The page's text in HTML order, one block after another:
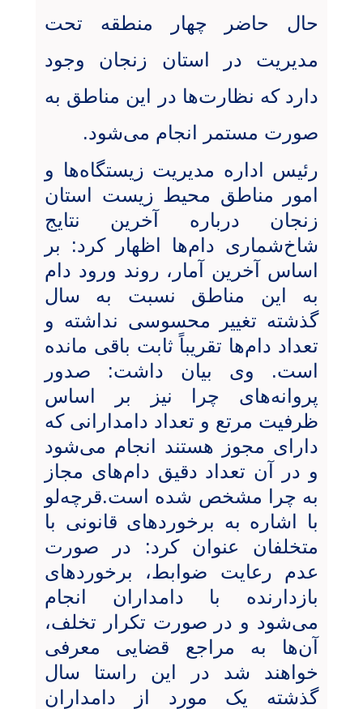
حال حاضر چهار منطقه تحت
مدیریت در استان زنجان وجود
دارد که نظارت‌ها در این مناطق به
صورت مستمر انجام می‌شود.
رئیس اداره مدیریت زیستگاه‌ها و
امور مناطق محیط زیست استان
زنجان درباره آخرین نتایج
شاخ‌شماری دام‌ها اظهار کرد: بر
اساس آخرین آمار، روند ورود دام
به این مناطق نسبت به سال
گذشته تغییر محسوسی نداشته و
تعداد دام‌ها تقریباً ثابت باقی مانده
است. وی بیان داشت: صدور
پروانه‌های چرا نیز بر اساس
ظرفیت مرتع و تعداد دامدارانی که
دارای مجوز هستند انجام می‌شود
و در آن تعداد دقیق دام‌های مجاز
به چرا مشخص شده است.قرچه‌لو
با اشاره به برخوردهای قانونی با
متخلفان عنوان کرد: در صورت
عدم رعایت ضوابط، برخوردهای
بازدارنده با دامداران انجام
می‌شود و در صورت تکرار تخلف،
آن‌ها به مراجع قضایی معرفی
خواهند شد در این راستا سال
گذشته یک مورد از دامداران